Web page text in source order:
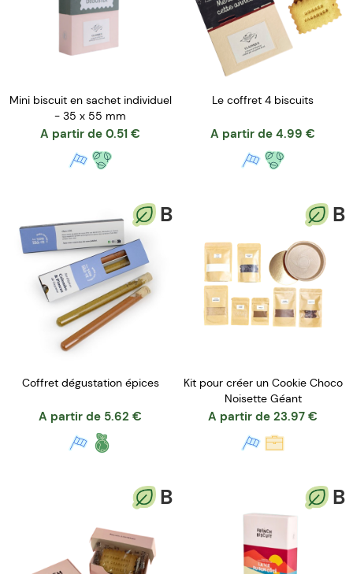
Mini biscuit en sachet individuel
- 35 x 55 mm
A partir de 0.51 €
Le coffret 4 biscuits
A partir de 4.99 €
B
Coffret dégustation épices
A partir de 5.62 €
B
Kit pour créer un Cookie Choco
Noisette Géant
A partir de 23.97 €
B B